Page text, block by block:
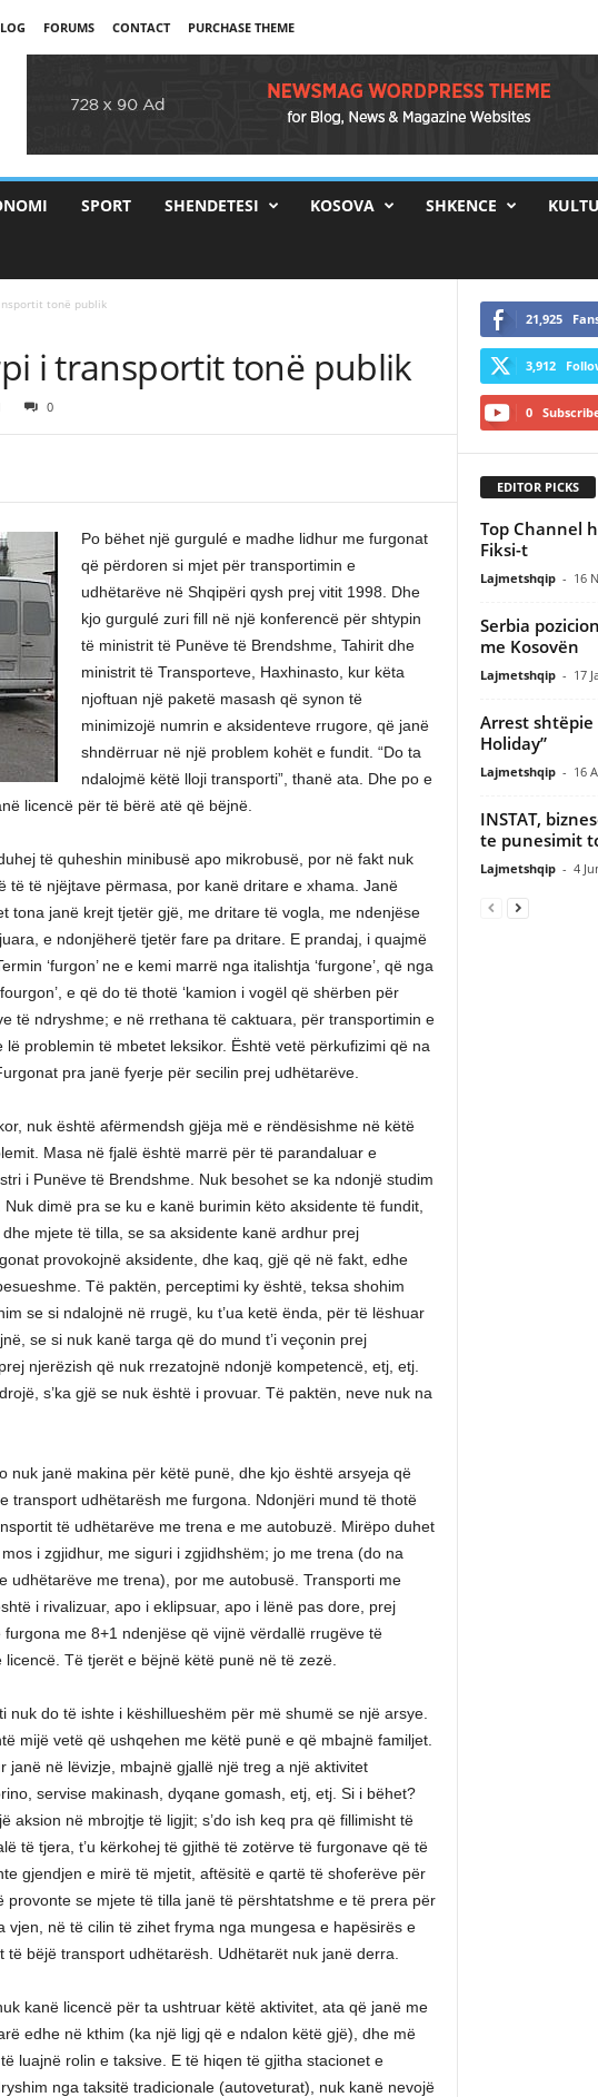
FORUMS CONTACT PURCHASE THEME
SPORT SHENDETESI KOSOVA SHKENCE
tonë publik
i transportit tonë publik
0
Po bëhet një gurgulé e madhe lidhur me furgonat
që përdoren si mjet për transportimin e
udhëtarëve në Shqipëri qysh prej vitit 1998. Dhe
kjo gurgulé zuri fill në një konferencë për shtypin
të ministrit të Punëve të Brendshme, Tahirit dhe
ministrit të Transporteve, Haxhinasto, kur këta
njoftuan një paketë masash që synon të
minimizojë numrin e aksidenteve rrugore, që janë
shndërruar në një problem kohët e fundit. “Do ta
ndalojmë këtë lloji transporti”, thanë ata. Dhe po e
licencë për të bërë atë që bëjnë.
të quheshin minibusë apo mikrobusë, por në fakt nuk
të të njëjtave përmasa, por kanë dritare e xhama. Janë
tona janë krejt tjetër gjë, me dritare të vogla, me ndenjëse
e ndonjëherë tjetër fare pa dritare. E prandaj, i quajmë
‘furgon’ ne e kemi marrë nga italishtja ‘furgone’, që nga
e që do të thotë ‘kamion i vogël që shërben për
të ndryshme; e në rrethana të caktuara, për transportimin e
lë problemin të mbetet leksikor. Është vetë përkufizimi që na
pra janë fyerje për secilin prej udhëtarëve.
nuk është afërmendsh gjëja më e rëndësishme në këtë
Masa në fjalë është marrë për të parandaluar e
i Punëve të Brendshme. Nuk besohet se ka ndonjë studim
dimë pra se ku e kanë burimin këto aksidente të fundit,
mjete të tilla, se sa aksidente kanë ardhur prej
provokojnë aksidente, dhe kaq, gjë që në fakt, edhe
Të paktën, perceptimi ky është, teksa shohim
se si ndalojnë në rrugë, ku t’ua ketë ënda, për të lëshuar
se si nuk kanë targa që do mund t’i veçonin prej
njerëzish që nuk rrezatojnë ndonjë kompetencë, etj, etj.
s’ka gjë se nuk është i provuar. Të paktën, neve nuk na
nuk janë makina për këtë punë, dhe kjo është arsyeja që
transport udhëtarësh me furgona. Ndonjëri mund të thotë
të udhëtarëve me trena e me autobuzë. Mirëpo duhet
i zgjidhur, me siguri i zgjidhshëm; jo me trena (do na
udhëtarëve me trena), por me autobusë. Transporti me
i rivalizuar, apo i eklipsuar, apo i lënë pas dore, prej
me 8+1 ndenjëse që vijnë vërdallë rrugëve të
Të tjerët e bëjnë këtë punë në të zezë.
nuk do të ishte i këshillueshëm për më shumë se një arsye.
mijë vetë që ushqehen me këtë punë e që mbajnë familjet.
janë në lëvizje, mbajnë gjallë një treg a një aktivitet
servise makinash, dyqane gomash, etj, etj. Si i bëhet?
aksion në mbrojtje të ligjit; s’do ish keq pra që fillimisht të
të tjera, t’u kërkohej të gjithë të zotërve të furgonave që të
gjendjen e mirë të mjetit, aftësitë e qartë të shoferëve për
se mjete të tilla janë të përshtatshme e të prera për
vjen, në të cilin të zihet fryma nga mungesa e hapësirës e
bëjë transport udhëtarësh. Udhëtarët nuk janë derra.
kanë licencë për ta ushtruar këtë aktivitet, ata që janë me
edhe në kthim (ka një ligj që e ndalon këtë gjë), dhe më
luajnë rolin e taksive. E të hiqen të gjitha stacionet e
nga taksitë tradicionale (autoveturat), nuk kanë nevojë
21,925
3,912
0
EDITOR PICKS
Top Channel
Fiksi-t
Lajmetshqip - 16
Serbia
me Kosovën
Lajmetshqip - 17
Arrest shtëpie
Holiday”
Lajmetshqip - 16
INSTAT,
te punesimit
Lajmetshqip - 4